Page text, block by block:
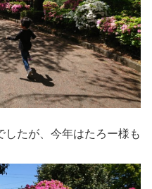
したが、今年はたろー様も